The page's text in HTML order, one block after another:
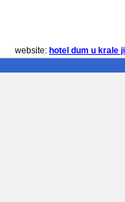
website: hotel dum u krale